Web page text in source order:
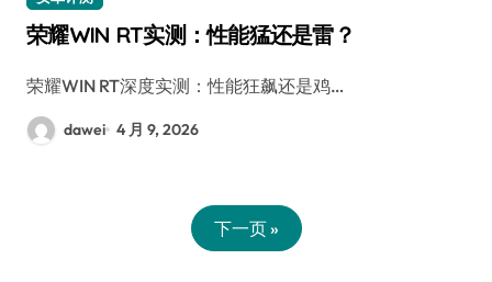
荣耀WIN RT实测：性能猛还是雷？
荣耀WIN RT深度实测：性能狂飙还是鸡…
dawei 4 月 9, 2026
下一页 »